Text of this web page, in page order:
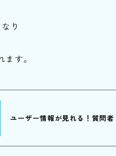
り
す。
ユーザー情報が見れる！質問